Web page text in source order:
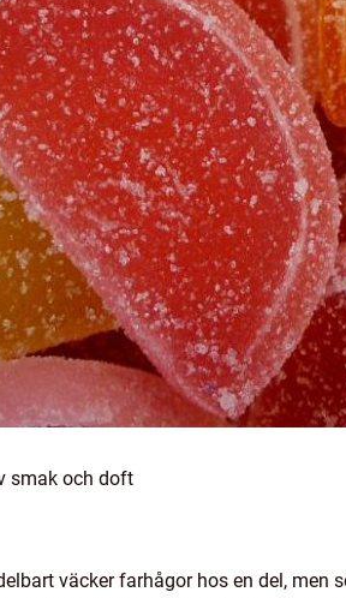
smak och doft
väcker farhågor hos en del, men